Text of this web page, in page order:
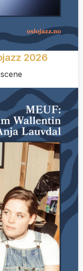
2026